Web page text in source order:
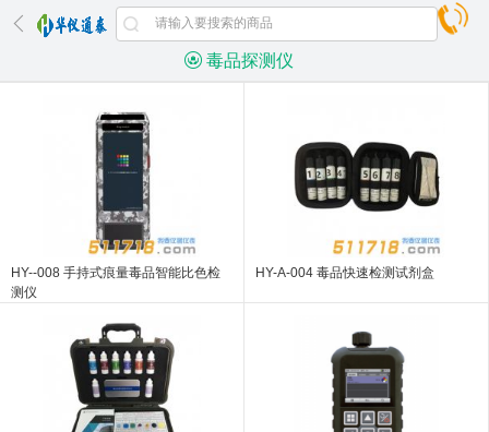
毒品探测仪
HY--008 手持式痕量毒品智能比色检
测仪
HY-A-004 毒品快速检测试剂盒